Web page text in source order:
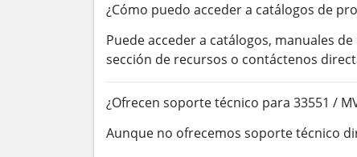
¿Cómo puedo acceder a catálogos de
Puede acceder a catálogos, manuales
sección de recursos o contáctenos
¿Ofrecen soporte técnico para 33551 /
Aunque no ofrecemos soporte técnico